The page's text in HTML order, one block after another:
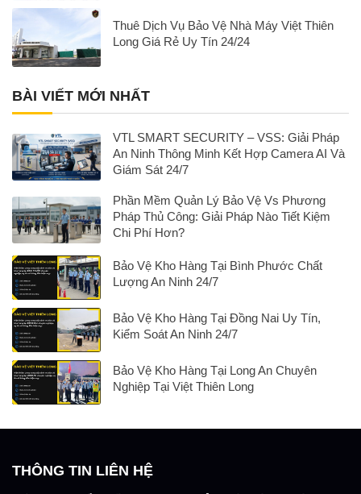
Thuê Dịch Vụ Bảo Vệ Nhà Máy Việt Thiên
Long Giá Rẻ Uy Tín 24/24
BÀI VIẾT MỚI NHẤT
VTL SMART SECURITY – VSS: Giải Pháp
An Ninh Thông Minh Kết Hợp Camera AI Và
Giám Sát 24/7
Phần Mềm Quản Lý Bảo Vệ Vs Phương
Pháp Thủ Công: Giải Pháp Nào Tiết Kiệm
Chi Phí Hơn?
Bảo Vệ Kho Hàng Tại Bình Phước Chất
Lượng An Ninh 24/7
Bảo Vệ Kho Hàng Tại Đồng Nai Uy Tín,
Kiểm Soát An Ninh 24/7
Bảo Vệ Kho Hàng Tại Long An Chuyên
Nghiệp Tại Việt Thiên Long
THÔNG TIN LIÊN HỆ